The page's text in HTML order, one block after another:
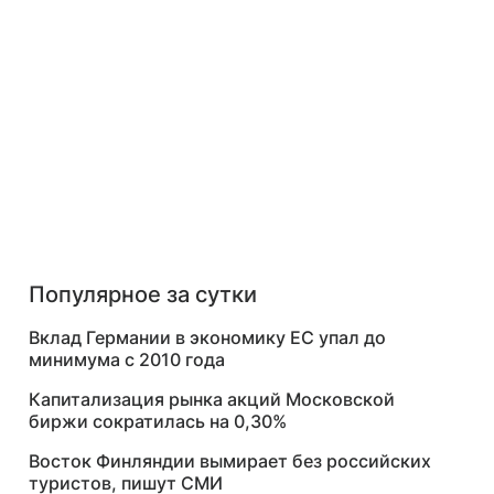
Популярное за сутки
Вклад Германии в экономику ЕС упал до
минимума с 2010 года
Капитализация рынка акций Московской
биржи сократилась на 0,30%
Восток Финляндии вымирает без российских
туристов, пишут СМИ